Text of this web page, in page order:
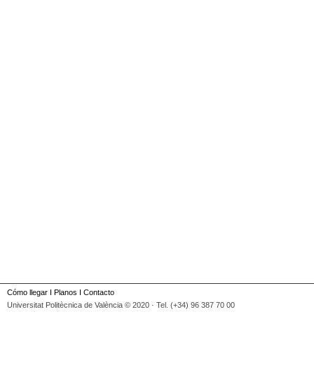
Cómo llegar I Planos I Contacto
Universitat Politècnica de València © 2020 · Tel. (+34) 96 387 70 00